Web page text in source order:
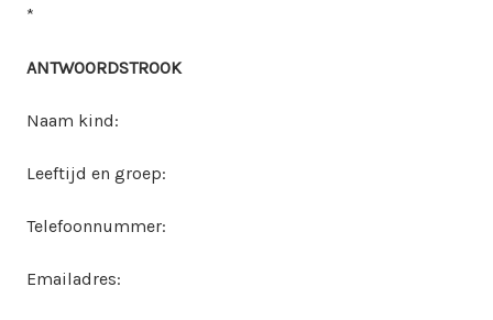
*
ANTWOORDSTROOK
Naam kind:
Leeftijd en groep:
Telefoonnummer:
Emailadres: